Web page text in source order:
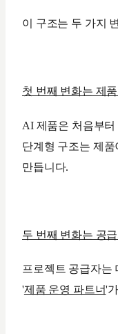
이 구조는 두 가지
첫 번째 변화는 제
AI 제품은 처음부
단계형 구조는 제
만듭니다.
두 번째 변화는 공
프로젝트 공급자는
'제품 운영 파트너'